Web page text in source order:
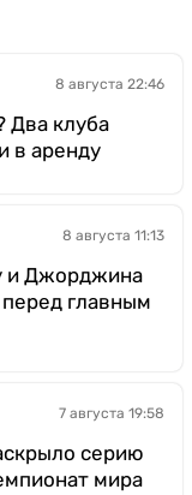
8 августа 22:46
Два клуба
в аренду
8 августа 11:13
и Джорджина
главным
7 августа 19:58
серию
мира